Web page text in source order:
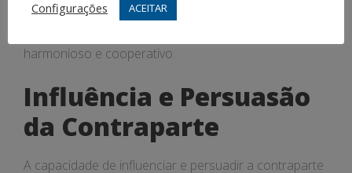
Demonstrar empatia pode ajudar a resolver mal-
harmonioso e cooperativo.
Influência e Persuasão
da Contraparte
A capacidade de influenciar e persuadir a contraparte
Configurações
ACEITAR